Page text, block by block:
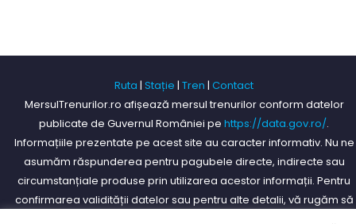
Ruta | Stație | Tren | Contact
MersulTrenurilor.ro afișează mersul trenurilor conform datelor
publicate de Guvernul României pe https://data.gov.ro/.
Informațiile prezentate pe acest site au caracter informativ. Nu ne
asumăm răspunderea pentru pagubele directe, indirecte sau
circumstanțiale produse prin utilizarea acestor informații. Pentru
confirmarea validității datelor sau pentru alte detalii, vă rugăm să